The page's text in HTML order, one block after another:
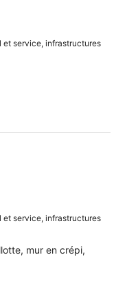
et service, infrastructures
et service, infrastructures
mur en crépi,